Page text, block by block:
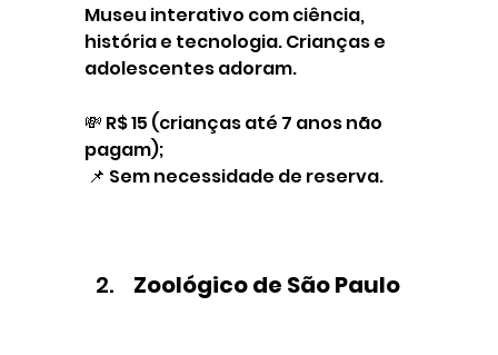
Museu interativo com ciência,
história e tecnologia. Crianças e
adolescentes adoram.
💸 R$ 15 (crianças até 7 anos não
pagam);
📌 Sem necessidade de reserva.
Zoológico de São Paulo